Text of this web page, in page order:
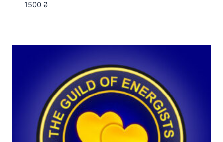
1500 ₴